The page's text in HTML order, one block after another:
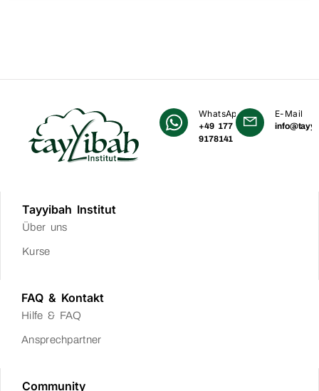
WhatsApp
+49 177
9178141
E-Mail
Tayyibah Institut
Über uns
Kurse
FAQ & Kontakt
Hilfe & FAQ
Ansprechpartner
Community